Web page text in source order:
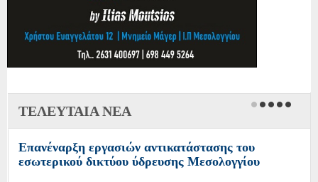
ΤΕΛΕΥΤΑΙΑ ΝΕΑ
Επανέναρξη εργασιών αντικατάστασης του
εσωτερικού δικτύου ύδρευσης Μεσολογγίου